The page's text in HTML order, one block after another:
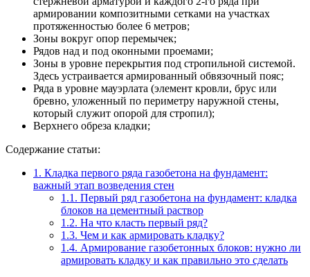
армировании композитными сетками на участках
протяженностью более 6 метров;
Зоны вокруг опор перемычек;
Рядов над и под оконными проемами;
Зоны в уровне перекрытия под стропильной системой.
Здесь устраивается армированный обвязочный пояс;
Ряда в уровне мауэрлата (элемент кровли, брус или
бревно, уложенный по периметру наружной стены,
который служит опорой для стропил);
Верхнего обреза кладки;
Содержание статьи:
1. Кладка первого ряда газобетона на фундамент:
важный этап возведения стен
1.1. Первый ряд газобетона на фундамент: кладка
блоков на цементный раствор
1.2. На что класть первый ряд?
1.3. Чем и как армировать кладку?
1.4. Армирование газобетонных блоков: нужно ли
армировать кладку и как правильно это сделать